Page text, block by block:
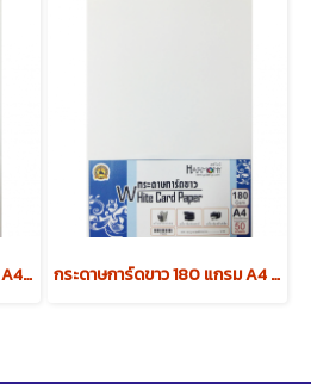
กระดาษการ์ดขาว 230 แกรม A4 (บรรจุ 50 แผ่น) กระดาษการ์ดขาว 180 แกรม A4 (บรรจุ 50 แผ่น)